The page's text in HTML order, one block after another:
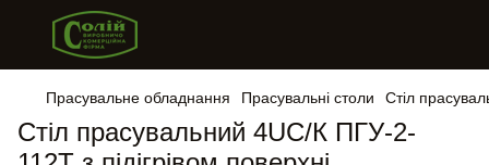
Прасувальне обладнання Прасувальні столи Стіл
Стіл прасувальний 4UС/К ПГУ-2-